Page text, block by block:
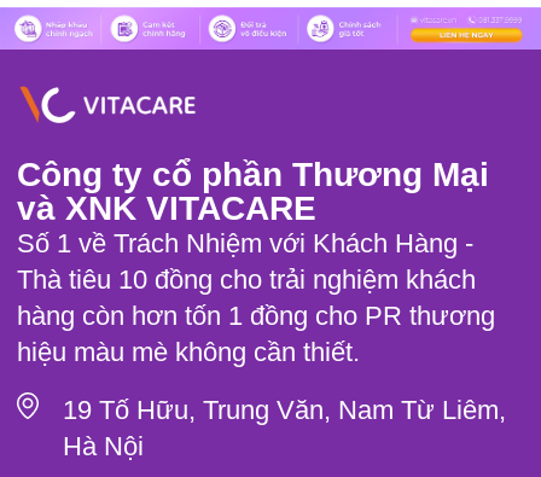
Công ty cổ phần Thương Mại
và XNK VITACARE
Số 1 về Trách Nhiệm với Khách Hàng -
Thà tiêu 10 đồng cho trải nghiệm khách
hàng còn hơn tốn 1 đồng cho PR thương
hiệu màu mè không cần thiết.
19 Tố Hữu, Trung Văn, Nam Từ Liêm,
Hà Nội